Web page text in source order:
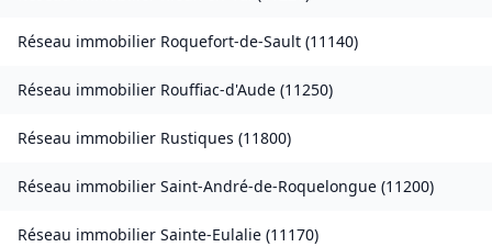
Réseau immobilier Roquefort-de-Sault (11140)
Réseau immobilier Rouffiac-d'Aude (11250)
Réseau immobilier Rustiques (11800)
Réseau immobilier Saint-André-de-Roquelongue (11200)
Réseau immobilier Sainte-Eulalie (11170)